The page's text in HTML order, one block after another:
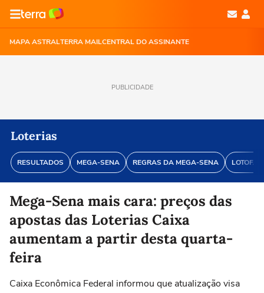
MAPA ASTRALTERRA MAILCENTRAL DO ASSINANTE
PUBLICIDADE
Loterias
RESULTADOS MEGA-SENA REGRAS DA MEGA-SENA
Mega-Sena mais cara: preços das
apostas das Loterias Caixa
aumentam a partir desta quarta-
feira
Caixa Econômica Federal informou que atualização visa